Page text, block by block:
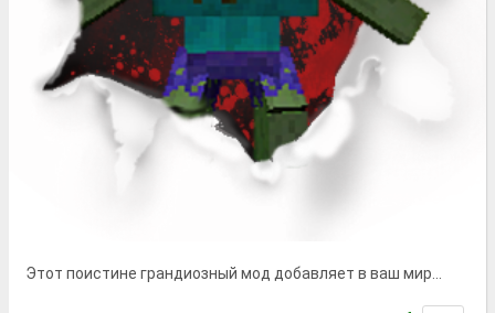
Этот поистине грандиозный мод добавляет в ваш мир...